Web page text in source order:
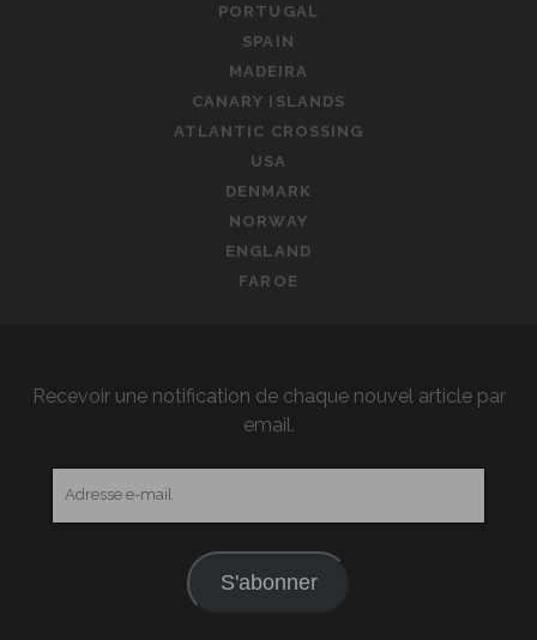
PORTUGAL
SPAIN
MADEIRA
CANARY ISLANDS
ATLANTIC CROSSING
USA
DENMARK
NORWAY
ENGLAND
FAROE
Recevoir une notification de chaque nouvel article par
email.
S'abonner